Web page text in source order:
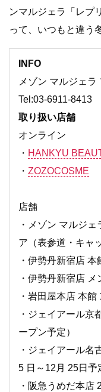
ンマルジェラ「レプ
って、いつもと違う
INFO
メゾン マルジェラ
Tel:03-6911-8413
取り扱い店舗
オンライン
・ HANKYU
・ ZOZOCOSME
店舗
・メゾン マルジ
ア（表参道・キャ
・伊勢丹新宿店
・伊勢丹新宿店
・岩田屋本店 本館
・ジェイアール京
ープン予定）
・ジェイアール名
5 日～12月 25日予
・阪急うめだ本店